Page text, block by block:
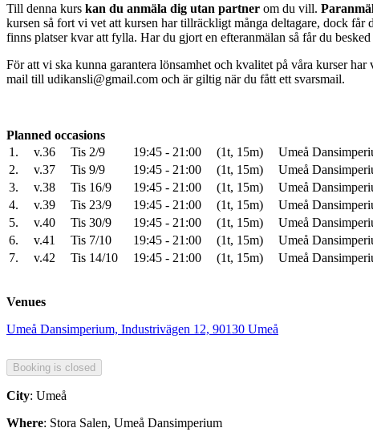
Till denna kurs kan du anmäla dig utan partner om du vill.
kursen så fort vi vet att kursen har tillräckligt många deltagare, dock får
finns platser kvar att fylla. Har du gjort en efteranmälan så får du
För att vi ska kunna garantera lönsamhet och kvalitet på våra kurser
mail till udikansli@gmail.com och är giltig när du fått ett svarsmail.
Planned occasions
1.
v.36 Tis 2/9 19:45 - 21:00 (1t, 15m)
Umeå
2.
v.37 Tis 9/9 19:45 - 21:00 (1t, 15m)
Umeå
3.
v.38 Tis 16/9 19:45 - 21:00 (1t, 15m)
Umeå
4.
v.39 Tis 23/9 19:45 - 21:00 (1t, 15m)
Umeå
5.
v.40 Tis 30/9 19:45 - 21:00 (1t, 15m)
Umeå
6.
v.41 Tis 7/10 19:45 - 21:00 (1t, 15m)
Umeå
7.
v.42 Tis 14/10 19:45 - 21:00 (1t, 15m) Umeå
Venues
Umeå Dansimperium, Industrivägen 12, 90130 Umeå
City: Umeå
Where: Stora Salen, Umeå Dansimperium